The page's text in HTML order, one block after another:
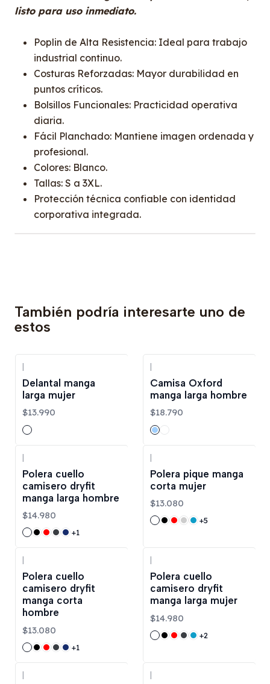
listo para uso inmediato.
Poplin de Alta Resistencia: Ideal para trabajo
industrial continuo.
Costuras Reforzadas: Mayor durabilidad en
puntos críticos.
Bolsillos Funcionales: Practicidad operativa
diaria.
Fácil Planchado: Mantiene imagen ordenada y
profesional.
Colores: Blanco.
Tallas: S a 3XL.
Protección técnica confiable con identidad
corporativa integrada.
También podría interesarte uno de
estos
Delantal manga
larga mujer
$13.990
Camisa Oxford
manga larga hombre
$18.790
|
Polera cuello
camisero dryfit
manga larga hombre
$14.980
+1
|
Polera pique manga
corta mujer
$13.080
+5
Polera cuello
camisero dryfit
manga corta
hombre
$13.080
+1
Polera cuello
camisero dryfit
manga larga mujer
$14.980
+2
| |